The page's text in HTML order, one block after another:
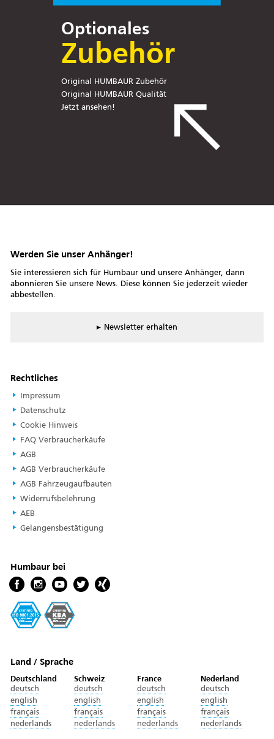
Optionales
Zubehör
Original HUMBAUR Zubehör
Original HUMBAUR Qualität
Jetzt ansehen!
Werden Sie unser Anhänger!
Sie interessieren sich für Humbaur und unsere Anhänger, dann
abonnieren Sie unsere News. Diese können Sie jederzeit wieder
abbestellen.
Newsletter erhalten
Rechtliches
Impressum
Datenschutz
Cookie Hinweis
FAQ Verbraucherkäufe
AGB
AGB Verbraucherkäufe
AGB Fahrzeugaufbauten
Widerrufsbelehrung
AEB
Gelangensbestätigung
Humbaur bei
Land / Sprache
Deutschland
deutsch
english
français
nederlands
Schweiz
deutsch
english
français
nederlands
France
deutsch
english
français
nederlands
Nederland
deutsch
english
français
nederlands